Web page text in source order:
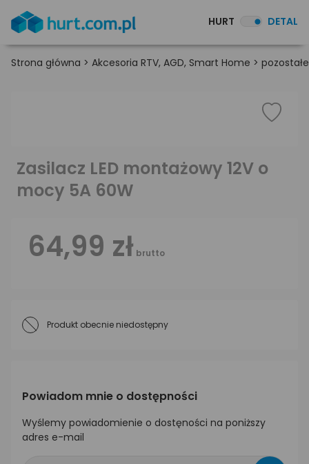
HURT DETAL
Strona główna > Akcesoria RTV, AGD, Smart Home > pozostałe
Zasilacz LED montażowy 12V o
mocy 5A 60W
64,99 zł brutto
Produkt obecnie niedostępny
Powiadom mnie o dostępności
Wyślemy powiadomienie o dostęności na poniższy
adres e-mail